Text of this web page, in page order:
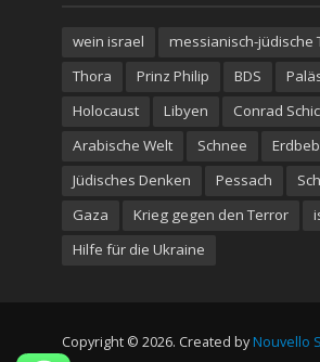
wein israel
messianisch-jüdische
Thora
Prinz Philip BDS
Holocaust
Libyen
Conrad
Arabische Welt
Schnee
Jüdisches Denken
Pessach
Gaza
Krieg gegen den Terror
Hilfe für die Ukraine
Copyright © 2026. Created by Nouvello